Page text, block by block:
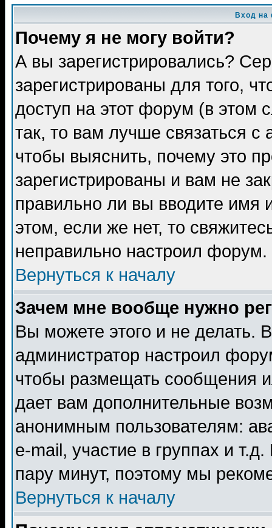
Вход на
Почему я не могу войти?
А вы зарегистрировались?
зарегистрированы для того,
доступ на этот форум (в этом
так, то вам лучше связаться
чтобы выяснить, почему это
зарегистрированы и вам не
правильно ли вы вводите
этом, если же нет, то
неправильно настроил форум.
Вернуться к началу
Зачем мне вообще нужно
Вы можете этого и не делать.
администратор настроил
чтобы размещать сообщения
дает вам дополнительные
анонимным пользователям:
e-mail, участие в группах и
пару минут, поэтому мы
Вернуться к началу